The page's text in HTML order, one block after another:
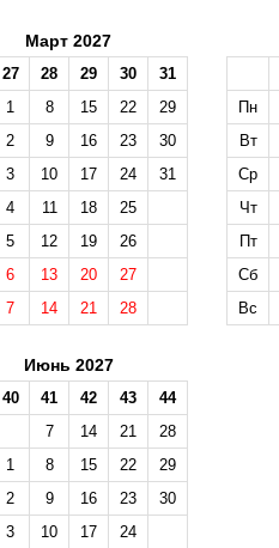
Март 2027
27 28 29 30
31
1 8 15 22
29
2 9 16 23
30
3 10 17 24
31
4 11 18
25
5 12 19
26
6 13 20
27
7 14 21 28
Пн
Вт
Ср
Чт
Пт
Сб
Вс
Июнь 2027
40 41 42 43
44
7 14 21
28
1 8 15 22
29
2 9 16 23
30
3 10 17 24